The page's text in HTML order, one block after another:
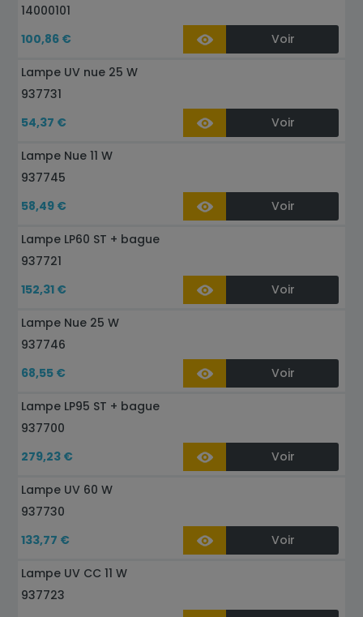
14000101
100,86 €
Voir
Lampe UV nue 25 W
937731
54,37 €
Voir
Lampe Nue 11 W
937745
58,49 €
Voir
Lampe LP60 ST + bague
937721
152,31 €
Voir
Lampe Nue 25 W
937746
68,55 €
Voir
Lampe LP95 ST + bague
937700
279,23 €
Voir
Lampe UV 60 W
937730
133,77 €
Voir
Lampe UV CC 11 W
937723